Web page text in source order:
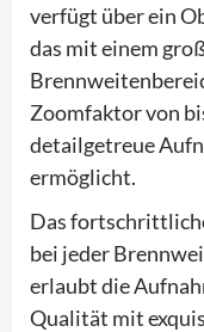
verfügt über ein
das mit einem
Zoomfaktor von
detailgetreue
ermöglicht.
Das
bei jeder
erlaubt die
Qualität mit